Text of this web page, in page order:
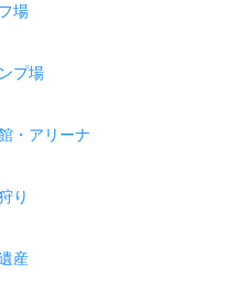
場
プ場
・アリーナ
り
産